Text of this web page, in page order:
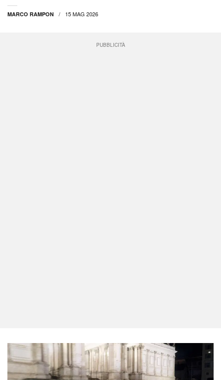
MARCO RAMPON 15 MAG 2026
PUBBLICITÀ